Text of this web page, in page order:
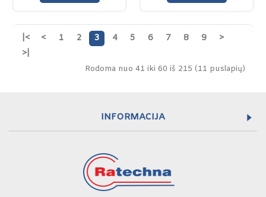
|< < 1 2 3 4 5 6 7 8 9
>
>|
Rodoma nuo 41 iki 60 iš 215 (11 puslapių)
INFORMACIJA